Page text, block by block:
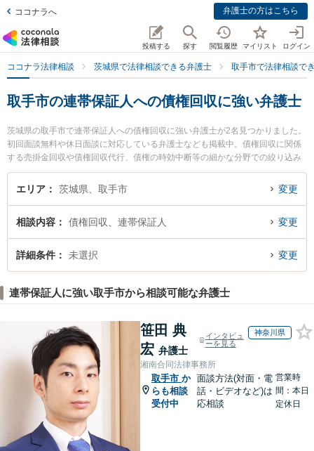
ココナラへ 弁護士の方はこちら
投稿する 探す 閲覧履歴 マイリスト ログイン
ココナラ法律相談 茨城県で法律相談できる弁護士 取手市で法律相談で
取手市の連帯保証人への債権回収に強い弁護士
茨城県の取手市で連帯保証人への債権回収に強い弁護士が2名見つかりました。
初回面談無料や休日面談に対応している弁護士なども掲載中。債権回収に関係
する売掛金回収や債権回収代行、債権の時効中断等の細かな分野での絞り込み
検索もでき便利です。特に平島法律事務所の平島 雅人弁護士や取手駅前法律事
務所の大関 太朗弁護士のプロフィール情報や弁護士費用、強みなどが注目され
の実績豊富な近くの弁護士を検索したい』『初回相談無料で連帯保証人への債
権回収を法律相談できる取手市内の弁護士に相談予約したい』などでお困りの
相談者さんにおすすめです。
エリア 茨城県、取手市 変更
相談内容 債権回収、連帯保証人 変更
詳細条件 未選択 変更
連帯保証人に強い取手市から相談可能な弁護士
笹田 典
宏 弁護士
インタビュ
ーを見る
神奈川県
湘南合同法律事務所
取手市 か
らも相談
受付中
面談方法(対面・電
話・ビデオなど)は
応相談
営業時
間：本日
定休日